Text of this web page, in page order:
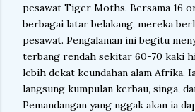
pesawat Tiger Moths. Bersama 16
berbagai latar belakang, mereka
pesawat. Pengalaman ini begitu
terbang rendah sekitar 60-70 kaki
lebih dekat keundahan alam Afrika.
langsung kumpulan kerbau, singa,
Pemandangan yang nggak akan ia